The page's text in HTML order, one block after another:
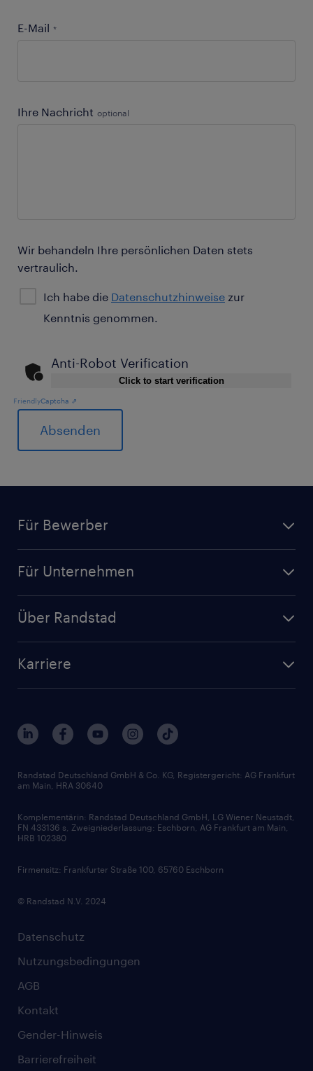
E-Mail *
Ihre Nachricht optional
Wir behandeln Ihre persönlichen Daten stets
vertraulich.
Ich habe die Datenschutzhinweise zur
Kenntnis genommen.
Anti-Robot Verification
Click to start verification
FriendlyCaptcha ⇗
Für Bewerber
Für Unternehmen
Über Randstad
Karriere
Datenschutz
Nutzungsbedingungen
AGB
Kontakt
Gender-Hinweis
Barrierefreiheit
Randstad Deutschland GmbH & Co. KG, Registergericht: AG Frankfurt
am Main, HRA 30640
Komplementärin: Randstad Deutschland GmbH, LG Wiener Neustadt,
FN 433136 s, Zweigniederlassung: Eschborn, AG Frankfurt am Main,
HRB 102380
Firmensitz: Frankfurter Straße 100, 65760 Eschborn
© Randstad N.V. 2024